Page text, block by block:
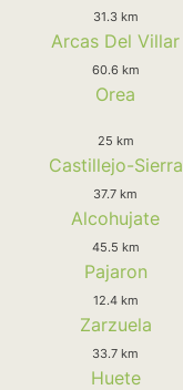
31.3 km
Arcas Del Villar
60.6 km
Orea
25 km
Castillejo-Sierra
37.7 km
Alcohujate
45.5 km
Pajaron
12.4 km
Zarzuela
33.7 km
Huete